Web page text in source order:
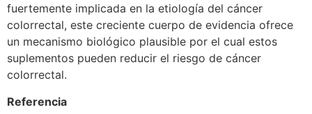
fuertemente implicada en la etiología del cáncer
colorrectal, este creciente cuerpo de evidencia ofrece
un mecanismo biológico plausible por el cual estos
suplementos pueden reducir el riesgo de cáncer
colorrectal.
Referencia